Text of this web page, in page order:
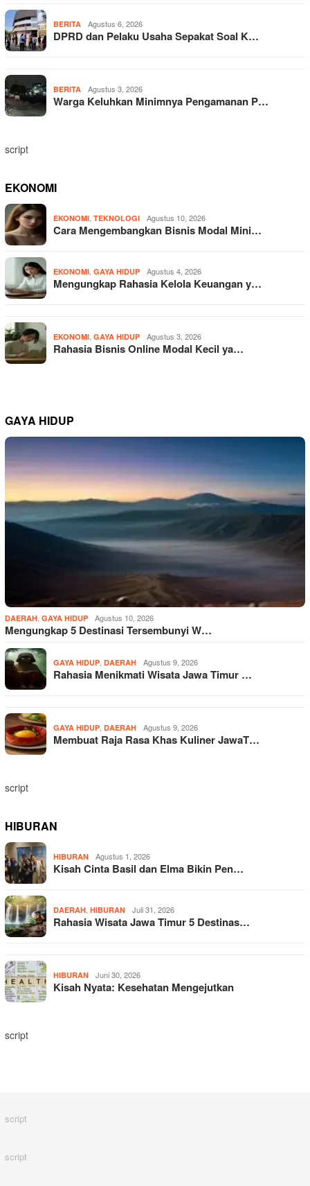
BERITA Agustus 6, 2026
DPRD dan Pelaku Usaha Sepakat Soal K…
BERITA Agustus 3, 2026
Warga Keluhkan Minimnya Pengamanan P…
script
EKONOMI
EKONOMI TEKNOLOGI Agustus 10, 2026
Cara Mengembangkan Bisnis Modal Mini…
EKONOMI GAYA HIDUP Agustus 4, 2026
Mengungkap Rahasia Kelola Keuangan y…
EKONOMI GAYA HIDUP Agustus 3, 2026
Rahasia Bisnis Online Modal Kecil ya…
GAYA HIDUP
DAERAH GAYA HIDUP Agustus 10, 2026
Mengungkap 5 Destinasi Tersembunyi W…
GAYA HIDUP DAERAH Agustus 9, 2026
Rahasia Menikmati Wisata Jawa Timur …
GAYA HIDUP DAERAH Agustus 9, 2026
Membuat Raja Rasa Khas Kuliner JawaT…
script
HIBURAN
HIBURAN Agustus 1, 2026
Kisah Cinta Basil dan Elma Bikin Pen…
DAERAH HIBURAN Juli 31, 2026
Rahasia Wisata Jawa Timur 5 Destinas…
HIBURAN Juni 30, 2026
Kisah Nyata: Kesehatan Mengejutkan
script
script
script